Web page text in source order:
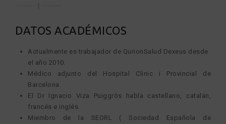
DATOS ACADÉMICOS
Actualmente es trabajador de QurionSalud Dexeus desde
el año 2010.
Médico adjunto del Hospital Clinic i Provincial de
Barcelona.
El Dr Ignacio Viza Puiggrós habla castellano, catalán,
francés e inglés.
Miembro de la SEORL ( Sociedad Española de